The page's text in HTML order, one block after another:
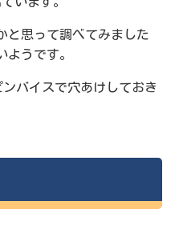
と思って調べてみました
ようです。
バイスで穴あけしておき